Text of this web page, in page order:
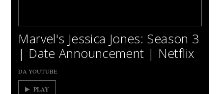
Marvel's Jessica Jones: Season 3
| Date Announcement | Netflix
DA YOUTUBE
PLAY